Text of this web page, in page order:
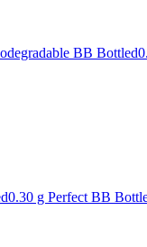
BB Bottled
0.30 g Perfect BB